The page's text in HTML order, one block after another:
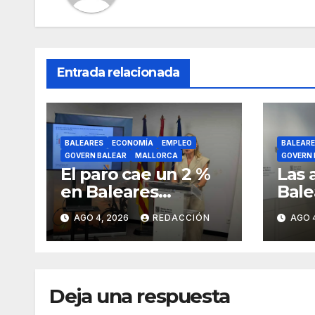
Entrada relacionada
BALEARES ECONOMÍA
EMPLEO
GOVERN BALEAR
MALLORCA
El paro cae un 2 %
en Baleares
durante julio y las
islas lideran la
contratación
AGO 4, 2026 REDACCIÓN
GOVERN
Las
el
deAGO
Deja una respuesta